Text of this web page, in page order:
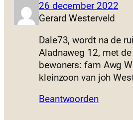
26 december 2022
Gerard Westerveld
Dale73, wordt na de
Aladnaweg 12, met
bewoners: fam Awg
kleinzoon van joh
Beantwoorden